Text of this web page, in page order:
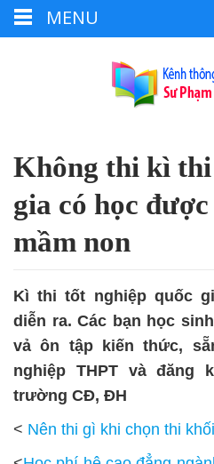
Không thi kì
gia có học
mầm non
Kì thi tốt nghiệp quốc
diễn ra. Các bạn học
vả ôn tập kiến thức,
nghiệp THPT và đăng
trường CĐ, ĐH
< Nên thi gì khi chọn thi
MENU